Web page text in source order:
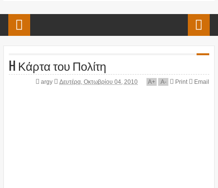
H Κάρτα του Πολίτη
argy Δευτέρα, Οκτωβρίου 04, 2010 A+ A- Print Email